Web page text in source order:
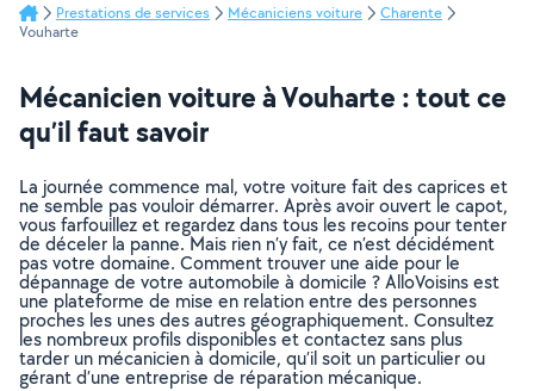
Prestations de services Mécaniciens voiture
Charente
Vouharte
Mécanicien voiture à Vouharte : tout ce
qu’il faut savoir
La journée commence mal, votre voiture fait des caprices et
ne semble pas vouloir démarrer. Après avoir ouvert le capot,
vous farfouillez et regardez dans tous les recoins pour tenter
de déceler la panne. Mais rien n’y fait, ce n’est décidément
pas votre domaine. Comment trouver une aide pour le
dépannage de votre automobile à domicile ? AlloVoisins est
une plateforme de mise en relation entre des personnes
proches les unes des autres géographiquement. Consultez
les nombreux profils disponibles et contactez sans plus
tarder un mécanicien à domicile, qu’il soit un particulier ou
gérant d’une entreprise de réparation mécanique.